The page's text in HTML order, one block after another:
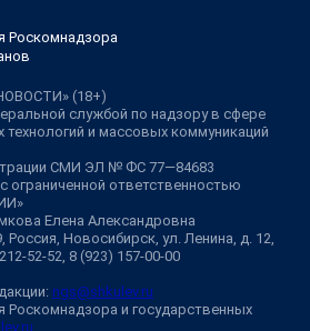
Роскомнадзора
(18+)
службой по надзору в сфере
и массовых коммуникаций
СМИ ЭЛ № ФС 77—84683
ограниченной ответственностью
Елена Александровна
Россия, Новосибирск, ул. Ленина, д. 12,
52-52, 8 (923) 157-00-00
ngs@shkulev.ru
Роскомнадзора и государственных